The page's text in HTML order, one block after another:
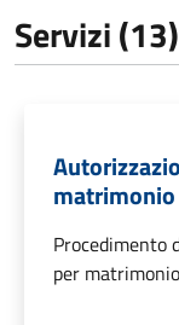
Servizi (13)
matrimonio
Procedimento
per matrimonio